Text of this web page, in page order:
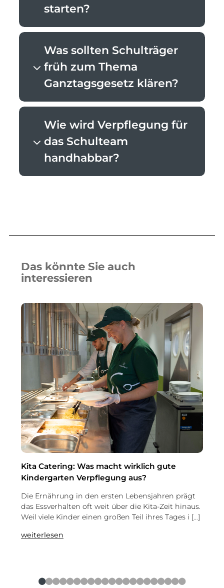
starten?
Was sollten Schulträger
früh zum Thema
Ganztagsgesetz klären?
Wie wird Verpflegung für
das Schulteam
handhabbar?
Das könnte Sie auch
interessieren
Kita Catering: Was macht wirklich gute
Kindergarten Verpflegung aus?
Die Ernährung in den ersten Lebensjahren prägt
das Essverhalten oft weit über die Kita-Zeit hinaus.
Weil viele Kinder einen großen Teil ihres Tages i […]
weiterlesen
macht
●●●●●●●●●●●●●●●●●●●●●